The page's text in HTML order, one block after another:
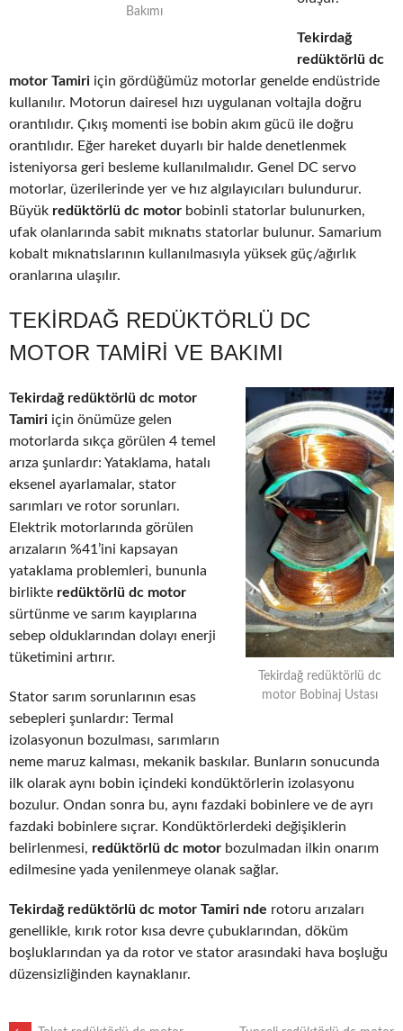
Bakımı
Tekirdağ
redüktörlü dc
motor Tamiri için gördüğümüz motorlar genelde endüstride
kullanılır. Motorun dairesel hızı uygulanan voltajla doğru
orantılıdır. Çıkış momenti ise bobin akım gücü ile doğru
orantılıdır. Eğer hareket duyarlı bir halde denetlenmek
isteniyorsa geri besleme kullanılmalıdır. Genel DC servo
motorlar, üzerilerinde yer ve hız algılayıcıları bulundurur.
Büyük redüktörlü dc motor bobinli statorlar bulunurken,
ufak olanlarında sabit mıknatıs statorlar bulunur. Samarium
kobalt mıknatıslarının kullanılmasıyla yüksek güç/ağırlık
oranlarına ulaşılır.
TEKIRDAĞ REDÜKTÖRLÜ DC
MOTOR TAMIRI VE BAKIMI
Tekirdağ redüktörlü dc
motor Bobinaj Ustası
Tekirdağ redüktörlü dc motor
Tamiri için önümüze gelen
motorlarda sıkça görülen 4 temel
arıza şunlardır: Yataklama, hatalı
eksenel ayarlamalar, stator
sarımları ve rotor sorunları.
Elektrik motorlarında görülen
arızaların %41’ini kapsayan
yataklama problemleri, bununla
birlikte redüktörlü dc motor
sürtünme ve sarım kayıplarına
sebep olduklarından dolayı enerji
tüketimini artırır.
Stator sarım sorunlarının esas
sebepleri şunlardır: Termal
izolasyonun bozulması, sarımların
neme maruz kalması, mekanik baskılar. Bunların sonucunda
ilk olarak aynı bobin içindeki kondüktörlerin izolasyonu
bozulur. Ondan sonra bu, aynı fazdaki bobinlere ve de ayrı
fazdaki bobinlere sıçrar. Kondüktörlerdeki değişiklerin
belirlenmesi, redüktörlü dc motor bozulmadan ilkin onarım
edilmesine yada yenilenmeye olanak sağlar.
Tekirdağ redüktörlü dc motor Tamiri nde rotoru arızaları
genellikle, kırık rotor kısa devre çubuklarından, döküm
boşluklarından ya da rotor ve stator arasındaki hava boşluğu
düzensizliğinden kaynaklanır.